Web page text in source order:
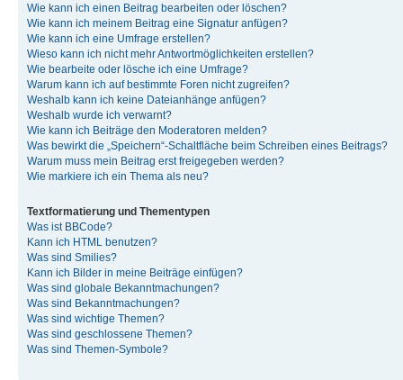
Wie kann ich einen Beitrag bearbeiten oder löschen?
Wie kann ich meinem Beitrag eine Signatur anfügen?
Wie kann ich eine Umfrage erstellen?
Wieso kann ich nicht mehr Antwortmöglichkeiten erstellen?
Wie bearbeite oder lösche ich eine Umfrage?
Warum kann ich auf bestimmte Foren nicht zugreifen?
Weshalb kann ich keine Dateianhänge anfügen?
Weshalb wurde ich verwarnt?
Wie kann ich Beiträge den Moderatoren melden?
Was bewirkt die „Speichern“-Schaltfläche beim Schreiben eines Beitrags?
Warum muss mein Beitrag erst freigegeben werden?
Wie markiere ich ein Thema als neu?
Textformatierung und Thementypen
Was ist BBCode?
Kann ich HTML benutzen?
Was sind Smilies?
Kann ich Bilder in meine Beiträge einfügen?
Was sind globale Bekanntmachungen?
Was sind Bekanntmachungen?
Was sind wichtige Themen?
Was sind geschlossene Themen?
Was sind Themen-Symbole?